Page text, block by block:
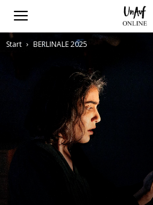
Start BERLINALE 2025